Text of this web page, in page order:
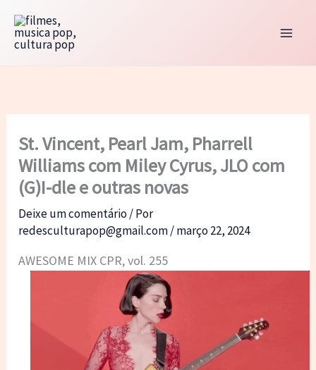
para
St. Vincent, Pearl Jam, Pharrell
Williams com Miley Cyrus, JLO com
(G)I-dle e outras novas
Deixe um comentário/ Por
redesculturapop@gmail.com/março 22, 2024
AWESOME MIX CPR, vol. 255